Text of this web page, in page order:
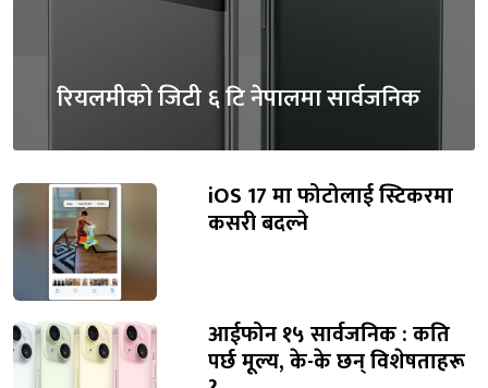
रियलमीको जिटी ६ टि नेपालमा सार्वजनिक
iOS 17 मा फोटोलाई स्टिकरमा
कसरी बदल्ने
आईफोन १५ सार्वजनिक : कति
पर्छ मूल्य, के-के छन् विशेषताहरू